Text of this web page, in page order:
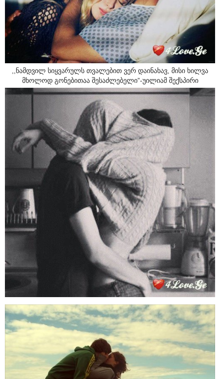
,,ნამდვილ სიყვარულს თვალებით ვერ დაინახავ, მისი ხილვა
მხოლოდ გონებითაა შესაძლებელი”-უილიამ შექსპირი